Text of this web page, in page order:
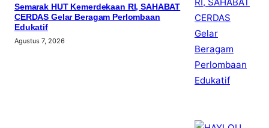
Semarak HUT Kemerdekaan RI, SAHABAT
CERDAS Gelar Beragam Perlombaan
Edukatif
Agustus 7, 2026